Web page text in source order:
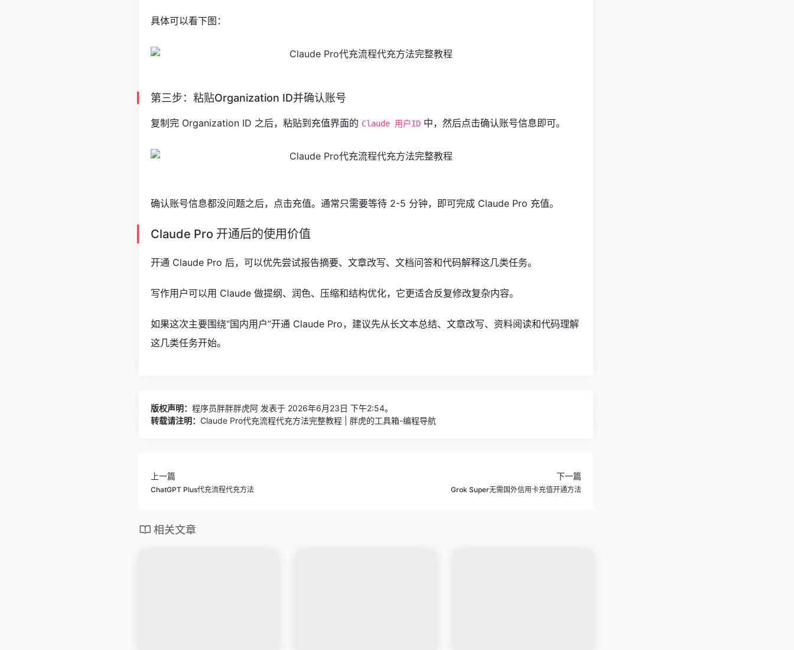
具体可以看下图：
第三步：粘贴Organization ID并确认账号
复制完 Organization ID 之后，粘贴到充值界面的 Claude 用户ID 中，然后点击确认账号信息即可。
确认账号信息都没问题之后，点击充值。通常只需要等待 2-5 分钟，即可完成 Claude Pro 充值。
Claude Pro 开通后的使用价值
开通 Claude Pro 后，可以优先尝试报告摘要、文章改写、文档问答和代码解释这几类任务。
写作用户可以用 Claude 做提纲、润色、压缩和结构优化，它更适合反复修改复杂内容。
如果这次主要围绕“国内用户”开通 Claude Pro，建议先从长文本总结、文章改写、资料阅读和代码理解
这几类任务开始。
版权声明： 程序员胖胖胖虎阿 发表于 2026年6月23日 下午2:54。
转载请注明： Claude Pro代充流程代充方法完整教程 | 胖虎的工具箱-编程导航
上一篇
ChatGPT Plus代充流程代充方法
下一篇
Grok Super无需国外信用卡充值开通方法
相关文章